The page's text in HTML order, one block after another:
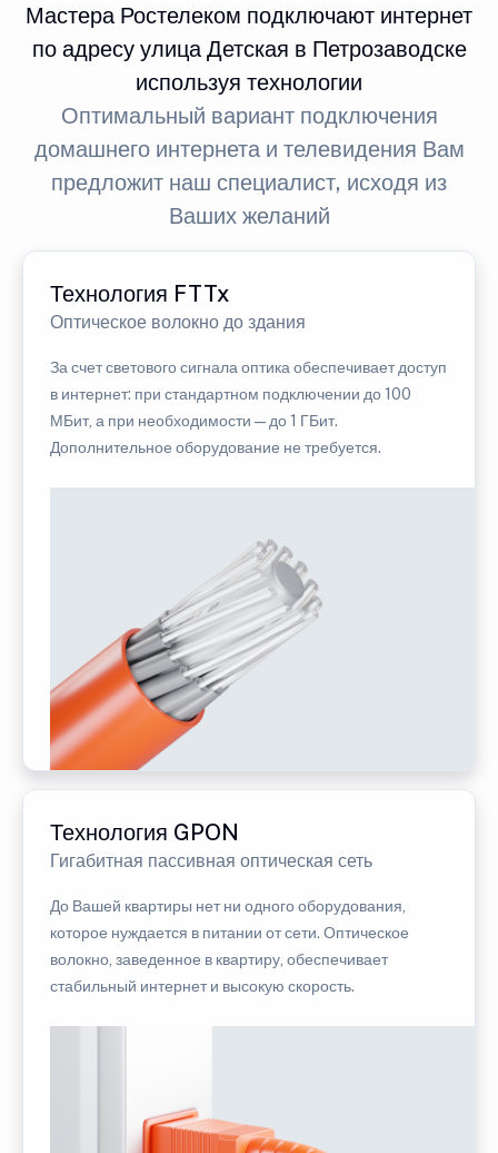
Мастера Ростелеком подключают интернет
по адресу улица Детская в Петрозаводске
используя технологии
Оптимальный вариант подключения
домашнего интернета и телевидения Вам
предложит наш специалист, исходя из
Ваших желаний
Технология FTTx
Оптическое волокно до здания
За счет светового сигнала оптика обеспечивает доступ
в интернет: при стандартном подключении до 100
МБит, а при необходимости — до 1 ГБит.
Дополнительное оборудование не требуется.
Технология GPON
Гигабитная пассивная оптическая сеть
До Вашей квартиры нет ни одного оборудования,
которое нуждается в питании от сети. Оптическое
волокно, заведенное в квартиру, обеспечивает
стабильный интернет и высокую скорость.